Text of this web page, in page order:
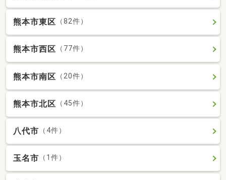
熊本市東区 （82件）
熊本市西区 （77件）
熊本市南区 （20件）
熊本市北区 （45件）
八代市 （4件）
玉名市 （1件）